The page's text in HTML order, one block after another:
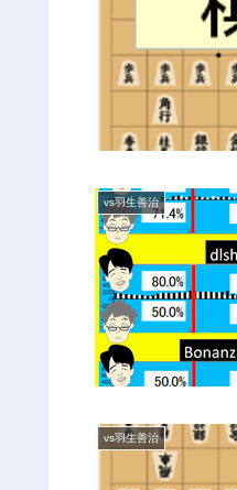
vs羽生善治
vs羽生善治